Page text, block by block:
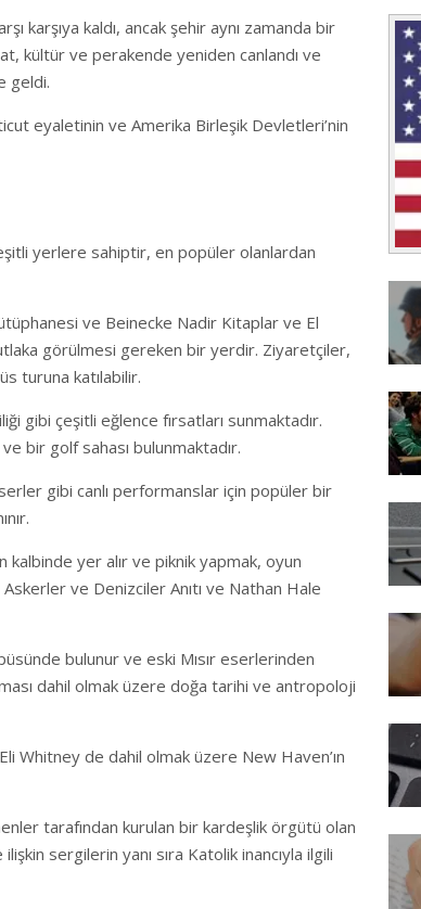
karşıya kaldı, ancak şehir aynı zamanda bir
kültür ve perakende yeniden canlandı ve
geldi.
eyaletinin ve Amerika Birleşik Devletleri’nin
yerlere sahiptir, en popüler olanlardan
ve Beinecke Nadir Kitaplar ve El
görülmesi gereken bir yerdir. Ziyaretçiler,
turuna katılabilir.
gibi çeşitli eğlence fırsatları sunmaktadır.
bir golf sahası bulunmaktadır.
gibi canlı performanslar için popüler bir
yer alır ve piknik yapmak, oyun
ve Denizciler Anıtı ve Nathan Hale
bulunur ve eski Mısır eserlerinden
dahil olmak üzere doğa tarihi ve antropoloji
Whitney de dahil olmak üzere New Haven’ın
tarafından kurulan bir kardeşlik örgütü olan
sergilerin yanı sıra Katolik inancıyla ilgili